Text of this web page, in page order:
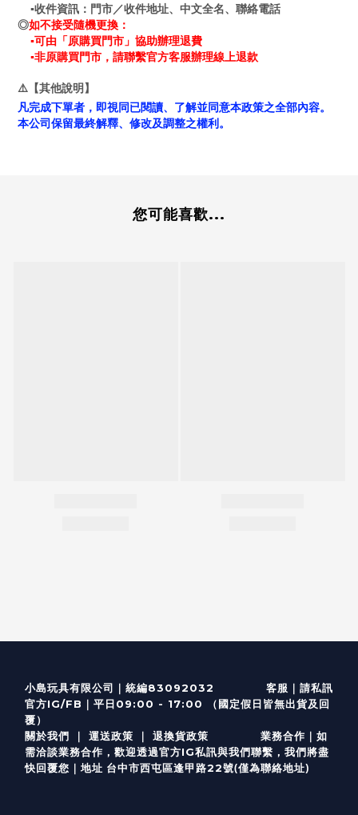
▪收件資訊：門市／收件地址、中文全名、聯絡電話
◎如不接受隨機更換：
▪可由「原購買門市」協助辦理退費
▪非原購買門市，請聯繫官方客服辦理線上退款
⚠️【其他說明】
凡完成下單者，即視同已閱讀、了解並同意本政策之全部內容。
本公司保留最終解釋、修改及調整之權利。
您可能喜歡...
小島玩具有限公司｜統編83092032 客服 ｜ 請私訊
官方IG/FB ｜ 平日09:00 - 17:00 （國定假日皆無出貨及回
覆）
關於我們 ｜ 運送政策 ｜ 退換貨政策 業務合作｜如
需洽談業務合作，歡迎透過官方IG私訊與我們聯繫，我們將盡
快回覆您｜ 地址 台中市西屯區逢甲路22號(僅為聯絡地址)